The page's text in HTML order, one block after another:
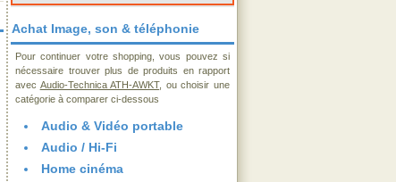
Achat Image, son & téléphonie
Pour continuer votre shopping, vous pouvez si
nécessaire trouver plus de produits en rapport
avec Audio-Technica ATH-AWKT, ou choisir une
catégorie à comparer ci-dessous
Audio & Vidéo portable
Audio / Hi-Fi
Home cinéma